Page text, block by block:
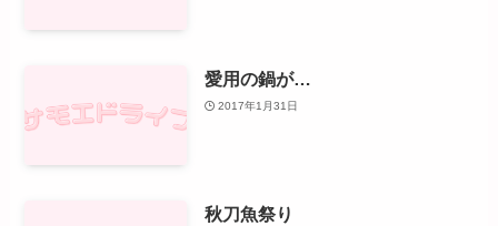
愛用の鍋が…
2017年1月31日
秋刀魚祭り